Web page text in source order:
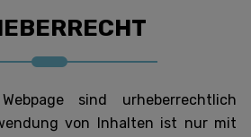
sind urheberrechtlich
von Inhalten ist nur mit